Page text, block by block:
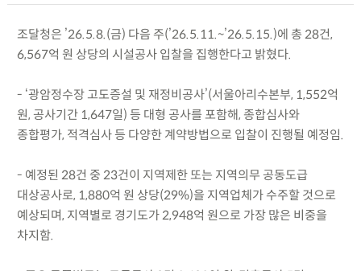
조달청은 ’26.5.8.(금) 다음 주(’26.5.11.~’26.5.15.)에 총 28건,
6,567억 원 상당의 시설공사 입찰을 집행한다고 밝혔다.
- ‘광암정수장 고도증설 및 재정비공사’(서울아리수본부, 1,552억
원, 공사기간 1,647일) 등 대형 공사를 포함해, 종합심사와
종합평가, 적격심사 등 다양한 계약방법으로 입찰이 진행될 예정임.
- 예정된 28건 중 23건이 지역제한 또는 지역의무 공동도급
대상공사로, 1,880억 원 상당(29%)을 지역업체가 수주할 것으로
예상되며, 지역별로 경기도가 2,948억 원으로 가장 많은 비중을
차지함.